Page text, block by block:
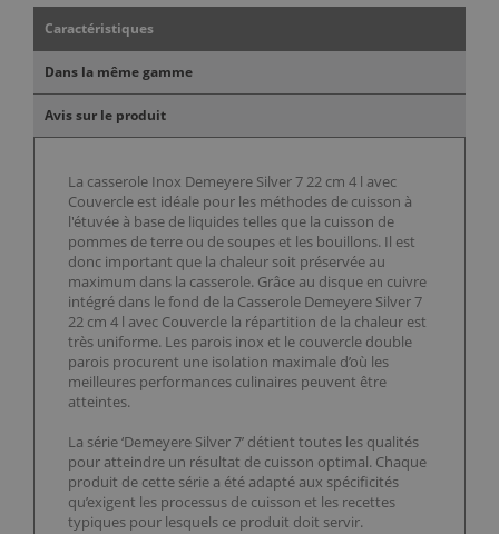
Caractéristiques
Dans la même gamme
Avis sur le produit
La casserole Inox Demeyere Silver 7 22 cm 4 l avec
Couvercle est idéale pour les méthodes de cuisson à
l'étuvée à base de liquides telles que la cuisson de
pommes de terre ou de soupes et les bouillons. Il est
donc important que la chaleur soit préservée au
maximum dans la casserole. Grâce au disque en cuivre
intégré dans le fond de la Casserole Demeyere Silver 7
22 cm 4 l avec Couvercle la répartition de la chaleur est
très uniforme. Les parois inox et le couvercle double
parois procurent une isolation maximale d’où les
meilleures performances culinaires peuvent être
atteintes.
La série ‘Demeyere Silver 7’ détient toutes les qualités
pour atteindre un résultat de cuisson optimal. Chaque
produit de cette série a été adapté aux spécificités
qu’exigent les processus de cuisson et les recettes
typiques pour lesquels ce produit doit servir.